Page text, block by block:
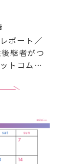
ポート／
継者がつ
トコム」
娘”たち